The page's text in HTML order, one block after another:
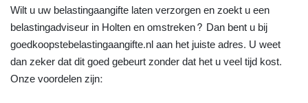
Wilt u uw belastingaangifte laten verzorgen en zoekt u een
belastingadviseur in Holten en omstreken? Dan bent u bij
goedkoopstebelastingaangifte.nl aan het juiste adres. U weet
dan zeker dat dit goed gebeurt zonder dat het u veel tijd kost.
Onze voordelen zijn: